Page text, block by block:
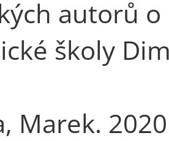
autorů
školy
Marek.